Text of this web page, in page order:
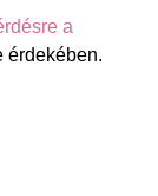
a
érdekében.